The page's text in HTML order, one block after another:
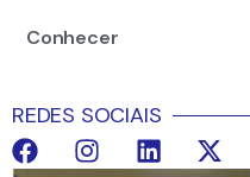
Conhecer
REDES SOCIAIS